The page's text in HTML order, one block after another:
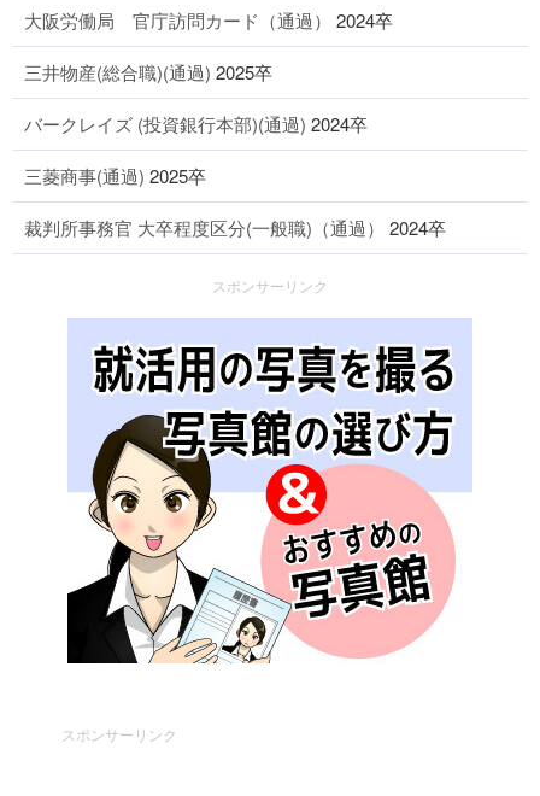
大阪労働局 官庁訪問カード（通過） 2024卒
三井物産(総合職)(通過) 2025卒
バークレイズ (投資銀行本部)(通過) 2024卒
三菱商事(通過) 2025卒
裁判所事務官 大卒程度区分(一般職)（通過） 2024卒
スポンサーリンク
スポンサーリンク